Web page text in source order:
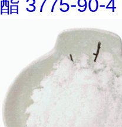
酯 3775-90-4